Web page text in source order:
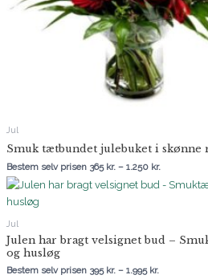
Jul
Smuk tætbundet julebuket i skønne
Bestem selv prisen 365 kr. – 1.250 kr.
Jul
Julen har bragt velsignet bud –
og husløg
Bestem selv prisen 395 kr. – 1.995 kr.
Prisinterval: